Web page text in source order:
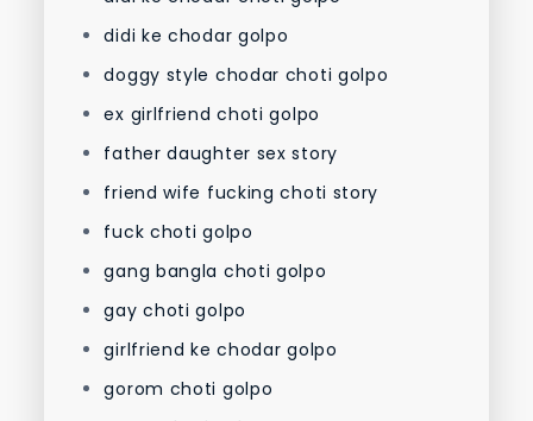
didi ke chodar golpo
doggy style chodar choti golpo
ex girlfriend choti golpo
father daughter sex story
friend wife fucking choti story
fuck choti golpo
gang bangla choti golpo
gay choti golpo
girlfriend ke chodar golpo
gorom choti golpo